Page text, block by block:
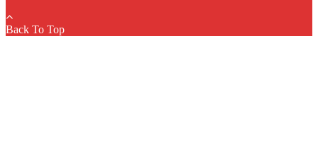
Back To Top